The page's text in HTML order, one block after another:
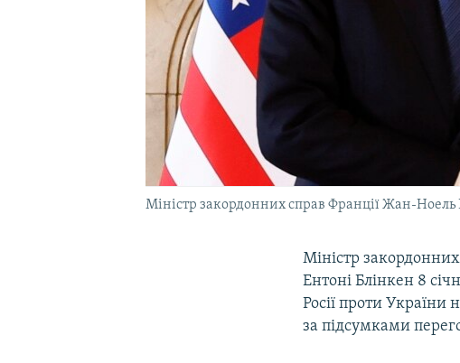
Міністр закордонних справ Франції Жан-
Міністр
Ентоні Блінкен 8
Росії проти України
за підсумками